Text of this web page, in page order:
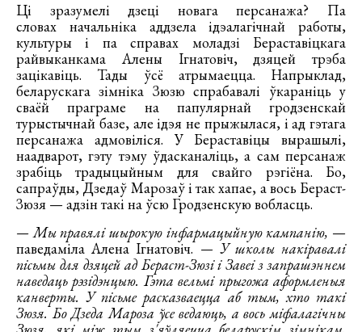
Ці зразумелі дзеці новага персанажа? Па
словах начальніка аддзела ідэалагічнай работы,
культуры і па справах моладзі Бераставіцкага
райвыканкама Алены Ігнатовіч, дзяцей трэба
зацікавіць. Тады ўсё атрымаецца. Напрыклад,
беларускага зімніка Зюзю спрабавалі ўкараніць у
сваёй праграме на папулярнай гродзенскай
турыстычнай базе, але ідэя не прыжылася, і ад гэтага
персанажа адмовіліся. У Бераставіцы вырашылі,
наадварот, гэту тэму ўдасканаліць, а сам персанаж
зрабіць традыцыйным для свайго рэгіёна. Бо,
сапраўды, Дзедаў Марозаў і так хапае, а вось Бераст-
Зюзя — адзін такі на ўсю Гродзенскую вобласць.
— Мы правялі шырокую інфармацыйную кампанію, —
паведаміла Алена Ігнатовіч. — У школы накіравалі
пісьмы для дзяцей ад Бераст-Зюзі і Завеі з запрашэннем
наведаць рэзідэнцыю. Гэта вельмі прыгожа аформленыя
канверты. У пісьме расказваецца аб тым, хто такі
Зюзя. Бо Дзеда Мароза ўсе ведаюць, а вось міфалагічны